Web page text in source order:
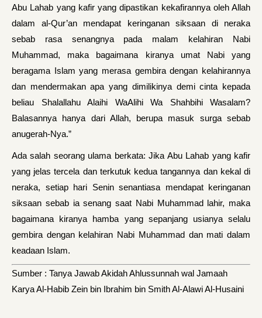
Abu Lahab yang kafir yang dipastikan kekafirannya oleh Allah
dalam al-Qur’an mendapat keringanan siksaan di neraka
sebab rasa senangnya pada malam kelahiran Nabi
Muhammad, maka bagaimana kiranya umat Nabi yang
beragama Islam yang merasa gembira dengan kelahirannya
dan mendermakan apa yang dimilikinya demi cinta kepada
beliau Shalallahu Alaihi WaAlihi Wa Shahbihi Wasalam?
Balasannya hanya dari Allah, berupa masuk surga sebab
anugerah-Nya.”
Ada salah seorang ulama berkata: Jika Abu Lahab yang kafir
yang jelas tercela dan terkutuk kedua tangannya dan kekal di
neraka, setiap hari Senin senantiasa mendapat keringanan
siksaan sebab ia senang saat Nabi Muhammad lahir, maka
bagaimana kiranya hamba yang sepanjang usianya selalu
gembira dengan kelahiran Nabi Muhammad dan mati dalam
keadaan Islam.
Sumber : Tanya Jawab Akidah Ahlussunnah wal Jamaah
Karya Al-Habib Zein bin Ibrahim bin Smith Al-Alawi Al-Husaini